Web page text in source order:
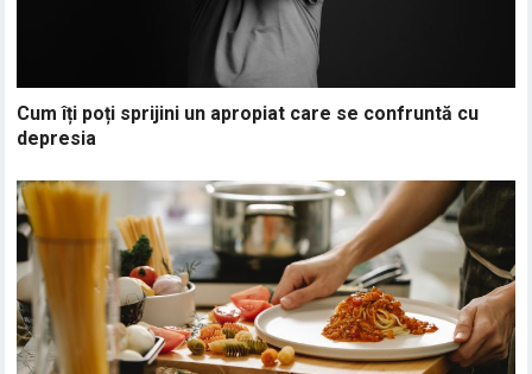
Cum îți poți sprijini un apropiat care se confruntă cu
depresia